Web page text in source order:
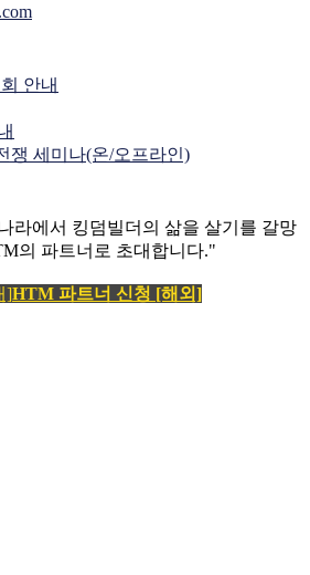
안내
쟁 세미나(온/오프라인)
라에서 킹덤빌더의 삶을 살기를 갈망
의 파트너로 초대합니다."
]HTM 파트너 신청 [해외]